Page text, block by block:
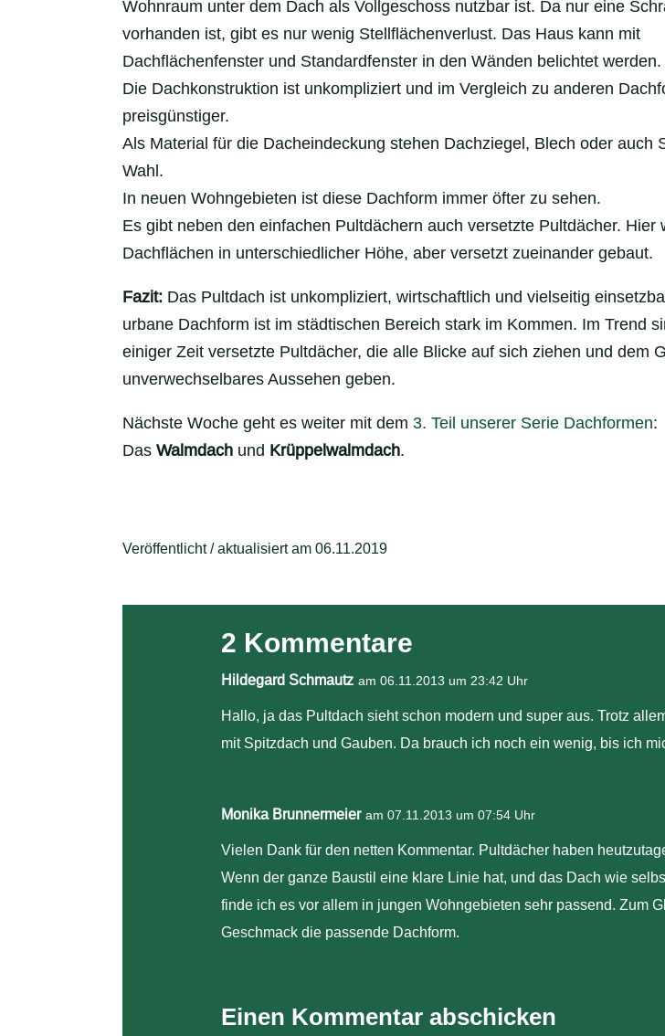
Wohnraum unter dem Dach als Vollgeschoss nutzbar ist. Da nur eine
vorhanden ist, gibt es nur wenig Stellflächenverlust. Das Haus kann mit
Dachflächenfenster und Standardfenster in den Wänden belichtet werden.
Die Dachkonstruktion ist unkompliziert und im Vergleich zu anderen
preisgünstiger.
Als Material für die Dacheindeckung stehen Dachziegel, Blech oder auch
Wahl.
In neuen Wohngebieten ist diese Dachform immer öfter zu sehen.
Es gibt neben den einfachen Pultdächern auch versetzte Pultdächer. Hier
Dachflächen in unterschiedlicher Höhe, aber versetzt zueinander gebaut.
Fazit: Das Pultdach ist unkompliziert, wirtschaftlich und vielseitig
urbane Dachform ist im städtischen Bereich stark im Kommen. Im Trend
einiger Zeit versetzte Pultdächer, die alle Blicke auf sich ziehen und dem
unverwechselbares Aussehen geben.
Nächste Woche geht es weiter mit dem3. Teil unserer Serie Dachformen:
DasWalmdach und Krüppelwalmdach.
Veröffentlicht / aktualisiert am 06.11.2019
2 Kommentare
Hildegard Schmautz am 06.11.2013 um 23:42 Uhr
Hallo, ja das Pultdach sieht schon modern und super aus. Trotz
mit Spitzdach und Gauben. Da brauch ich noch ein wenig, bis ich
Monika Brunnermeier am 07.11.2013 um 07:54 Uhr
Vielen Dank für den netten Kommentar. Pultdächer haben
Wenn der ganze Baustil eine klare Linie hat, und das Dach wie
finde ich es vor allem in jungen Wohngebieten sehr passend. Zum
Geschmack die passende Dachform.
Einen Kommentar abschicken